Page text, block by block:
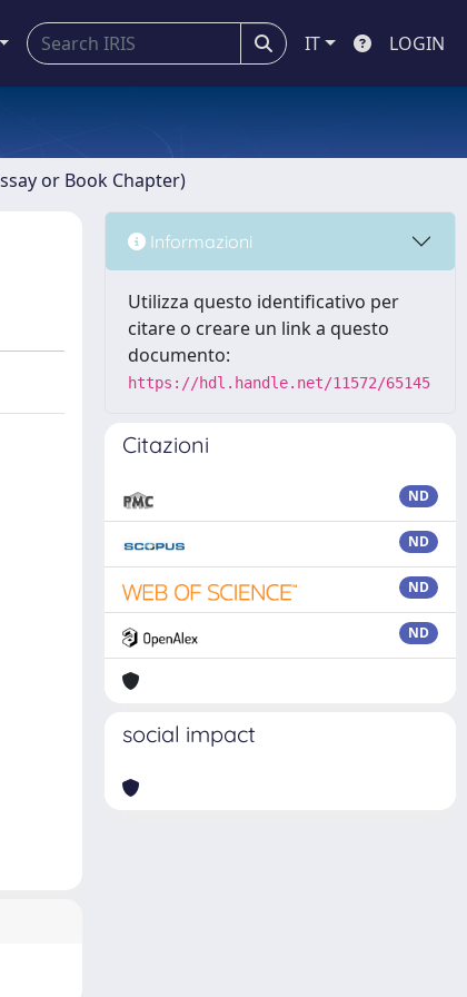
IT LOGIN
or Book Chapter)
Informazioni
Utilizza questo identificativo per
citare o creare un link a questo
documento:
https://hdl.handle.net/11572/65145
Citazioni
ND
ND
ND
ND
social impact